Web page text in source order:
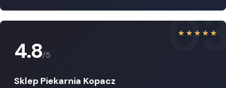
★★★★★
4.8/5
Sklep Piekarnia Kopacz